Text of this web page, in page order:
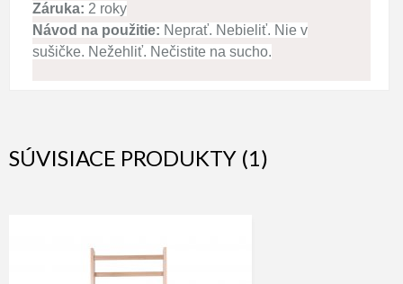
Záruka: 2 roky
Návod na použitie: Neprať. Nebieliť. Nie v
sušičke. Nežehliť. Nečistite na sucho.
SÚVISIACE PRODUKTY (1)